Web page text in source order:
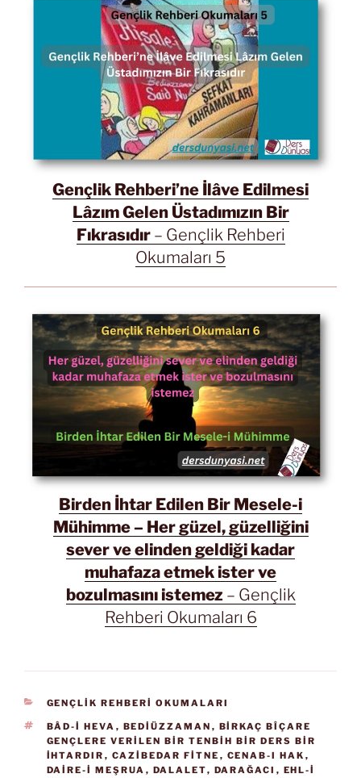
Gençlik Rehberi’ne İlâve Edilmesi
Lâzım Gelen Üstadımızın Bir
Fıkrasıdır– Gençlik Rehberi
Okumaları 5
Birden İhtar Edilen Bir Mesele-i
Mühimme – Her güzel, güzelliğini
sever ve elinden geldiği kadar
muhafaza etmek ister ve
bozulmasını istemez– Gençlik
Rehberi Okumaları 6
KATEGORILER
GENÇLİK REHBERİ OKUMALARI
ETIKETLER
BÂD-I HEVA , BEDIÜZZAMAN , BIRKAÇ BÎÇARE
GENÇLERE VERILEN BIR TENBIH BIR DERS BIR
İHTARDIR , CAZIBEDAR FITNE , CENAB-I HAK ,
DAIRE-I MEŞRUA , DALALET, DARAĞACI , EHL-I